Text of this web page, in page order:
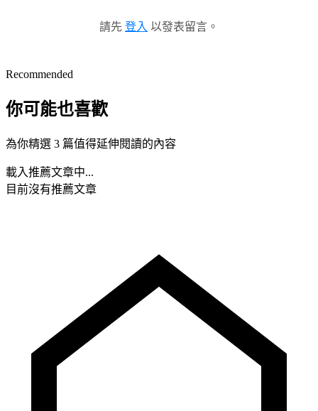
請先 登入 以發表留言。
Recommended
你可能也喜歡
為你精選 3 篇值得延伸閱讀的內容
載入推薦文章中...
目前沒有推薦文章